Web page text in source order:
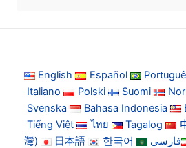
English Español
Italiano
Polski Suomi
Svenska
Bahasa Indonesia
Tiếng Việt
ไทย Tagalog
灣)
日本語 한국어
فارسی